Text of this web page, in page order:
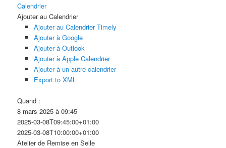
Calendrier
Ajouter au Calendrier
Ajouter au Calendrier Timely
Ajouter à Google
Ajouter à Outlook
Ajouter à Apple Calendrier
Ajouter à un autre calendrier
Export to XML
Quand :
8 mars 2025 à 09:45
2025-03-08T09:45:00+01:00
2025-03-08T10:00:00+01:00
Atelier de Remise en Selle